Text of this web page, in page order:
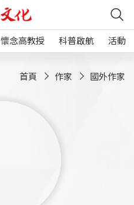
懷念高教授 科普啟航 活動
首頁 作家 國外作家